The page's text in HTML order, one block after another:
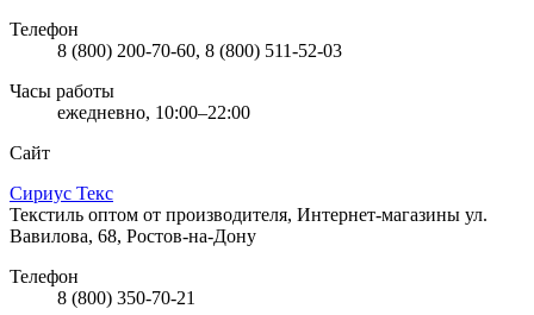
Телефон
8 (800) 200-70-60, 8 (800) 511-52-03
Часы работы
ежедневно, 10:00–22:00
Сайт
Сириус Текс
Текстиль оптом от производителя, Интернет-магазины ул.
Вавилова, 68, Ростов-на-Дону
Телефон
8 (800) 350-70-21